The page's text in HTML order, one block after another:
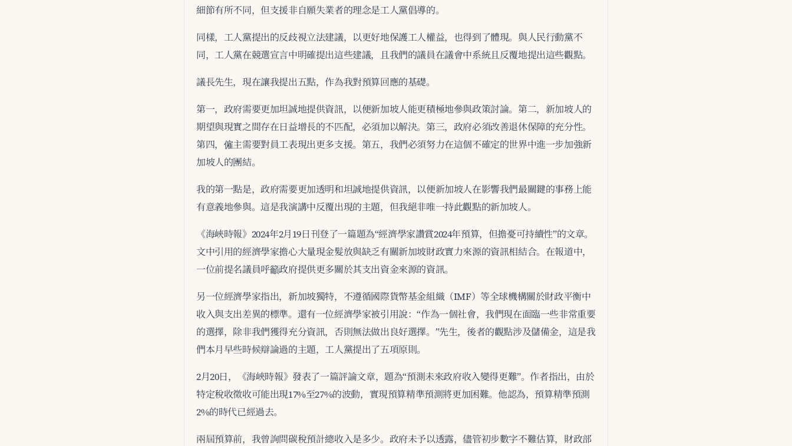
細節有所不同，但支援非自願失業者的理念是工人黨倡導的。
同樣，工人黨提出的反歧視立法建議，以更好地保護工人權益，也得到了體現。與人民行動黨不
同，工人黨在競選宣言中明確提出這些建議，且我們的議員在議會中系統且反覆地提出這些觀點。
議長先生，現在讓我提出五點，作為我對預算回應的基礎。
第一，政府需要更加坦誠地提供資訊，以便新加坡人能更積極地參與政策討論。第二，新加坡人的
期望與現實之間存在日益增長的不匹配，必須加以解決。第三，政府必須改善退休保障的充分性。
第四，僱主需要對員工表現出更多支援。第五，我們必須努力在這個不確定的世界中進一步加強新
加坡人的團結。
我的第一點是，政府需要更加透明和坦誠地提供資訊，以便新加坡人在影響我們最關鍵的事務上能
有意義地參與。這是我演講中反覆出現的主題，但我絕非唯一持此觀點的新加坡人。
《海峽時報》2024年2月19日刊登了一篇題為“經濟學家讚賞2024年預算，但擔憂可持續性”的文章。
文中引用的經濟學家擔心大量現金髮放與缺乏有關新加坡財政實力來源的資訊相結合。在報道中，
一位前提名議員呼籲政府提供更多關於其支出資金來源的資訊。
另一位經濟學家指出，新加坡獨特，不遵循國際貨幣基金組織（IMF）等全球機構關於財政平衡中
收入與支出差異的標準。還有一位經濟學家被引用說：“作為一個社會，我們現在面臨一些非常重要
的選擇，除非我們獲得充分資訊，否則無法做出良好選擇。”先生，後者的觀點涉及儲備金，這是我
們本月早些時候辯論過的主題，工人黨提出了五項原則。
2月20日，《海峽時報》發表了一篇評論文章，題為“預測未來政府收入變得更難”。作者指出，由於
特定稅收徵收可能出現17%至27%的波動，實現預算精準預測將更加困難。他認為，預算精準預測
2%的時代已經過去。
兩屆預算前，我曾詢問碳稅預計總收入是多少。政府未予以透露，儘管初步數字不難估算，財政部